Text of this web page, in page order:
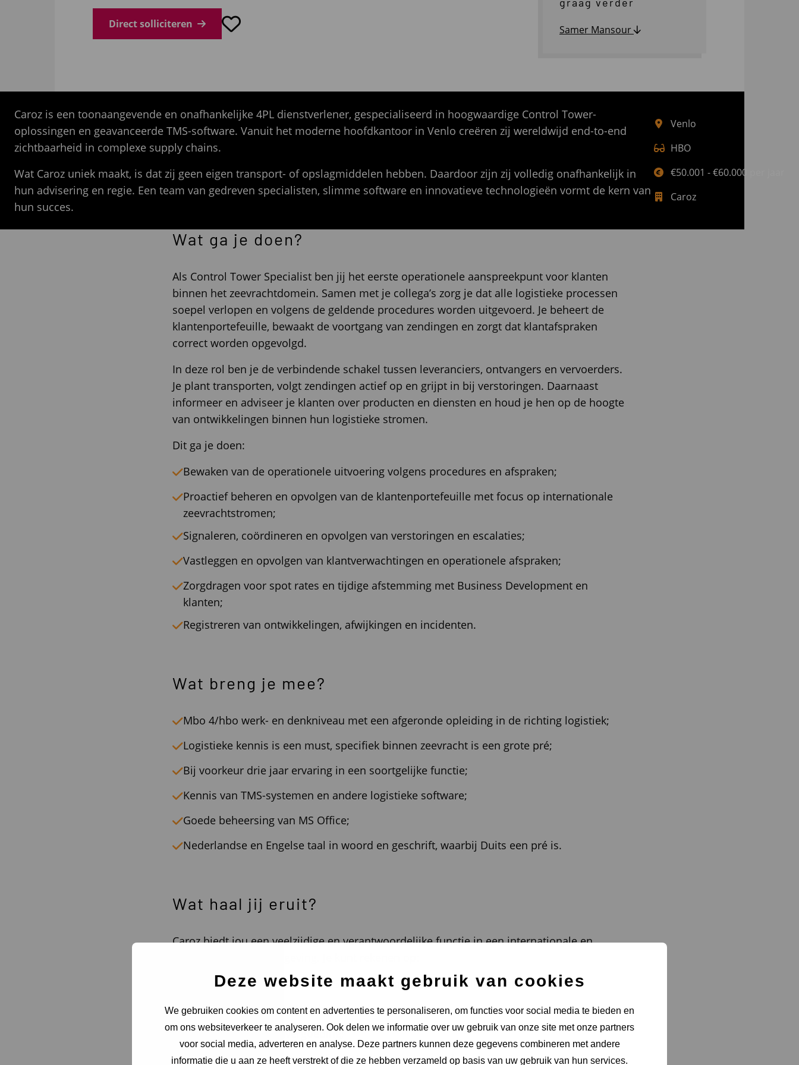
Deze website maakt gebruik van cookies
We gebruiken cookies om content en advertenties te personaliseren, om functies voor social media te bieden en
om ons websiteverkeer te analyseren. Ook delen we informatie over uw gebruik van onze site met onze partners
voor social media, adverteren en analyse. Deze partners kunnen deze gegevens combineren met andere
informatie die u aan ze heeft verstrekt of die ze hebben verzameld op basis van uw gebruik van hun services.
Direct solliciteren Samer Mansour
Caroz is een toonaangevende en onafhankelijke 4PL dienstverlener, gespecialiseerd in hoogwaardige Control Tower-
oplossingen en geavanceerde TMS-software. Vanuit het moderne hoofdkantoor in Venlo creëren zij wereldwijd end-to-end
zichtbaarheid in complexe supply chains.
Wat Caroz uniek maakt, is dat zij geen eigen transport- of opslagmiddelen hebben. Daardoor zijn zij volledig onafhankelijk in
hun advisering en regie. Een team van gedreven specialisten, slimme software en innovatieve technologieën vormt de kern van
hun succes.
Venlo
HBO
€50.001 - €60.000 per jaar
Caroz
Wat ga je doen?
Als Control Tower Specialist ben jij het eerste operationele aanspreekpunt voor klanten
binnen het zeevrachtdomein. Samen met je collega’s zorg je dat alle logistieke processen
soepel verlopen en volgens de geldende procedures worden uitgevoerd. Je beheert de
klantenportefeuille, bewaakt de voortgang van zendingen en zorgt dat klantafspraken
correct worden opgevolgd.
In deze rol ben je de verbindende schakel tussen leveranciers, ontvangers en vervoerders.
Je plant transporten, volgt zendingen actief op en grijpt in bij verstoringen. Daarnaast
informeer en adviseer je klanten over producten en diensten en houd je hen op de hoogte
van ontwikkelingen binnen hun logistieke stromen.
Dit ga je doen:
Bewaken van de operationele uitvoering volgens procedures en afspraken;
Proactief beheren en opvolgen van de klantenportefeuille met focus op internationale
zeevrachtstromen;
Signaleren, coördineren en opvolgen van verstoringen en escalaties;
Vastleggen en opvolgen van klantverwachtingen en operationele afspraken;
Zorgdragen voor spot rates en tijdige afstemming met Business Development en
klanten;
Registreren van ontwikkelingen, afwijkingen en incidenten.
Wat breng je mee?
Mbo 4/hbo werk- en denkniveau met een afgeronde opleiding in de richting logistiek;
Logistieke kennis is een must, specifiek binnen zeevracht is een grote pré;
Bij voorkeur drie jaar ervaring in een soortgelijke functie;
Kennis van TMS-systemen en andere logistieke software;
Goede beheersing van MS Oﬀice;
Nederlandse en Engelse taal in woord en geschrift, waarbij Duits een pré is.
Wat haal jij eruit?
Caroz biedt jou een veelzijdige en verantwoordelijke functie in een internationale en
een salaris tussen € 3.500 – € 5.000 bruto per maand, exclusief vakantiegeld;
26 vakantiedagen en 8% vakantiegeld;
een netto reiskostenvergoeding;
een unieke pensioenvergoeding tot 7% van je brutosalaris;